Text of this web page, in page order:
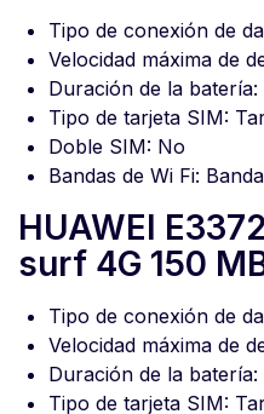
Tipo de conexión de
Velocidad máxima de
Duración de la
Tipo de tarjeta SIM:
Doble SIM: No
Bandas de Wi Fi:
HUAWEI
surf 4G 150
Tipo de conexión de
Velocidad máxima de
Duración de la
Tipo de tarjeta SIM: